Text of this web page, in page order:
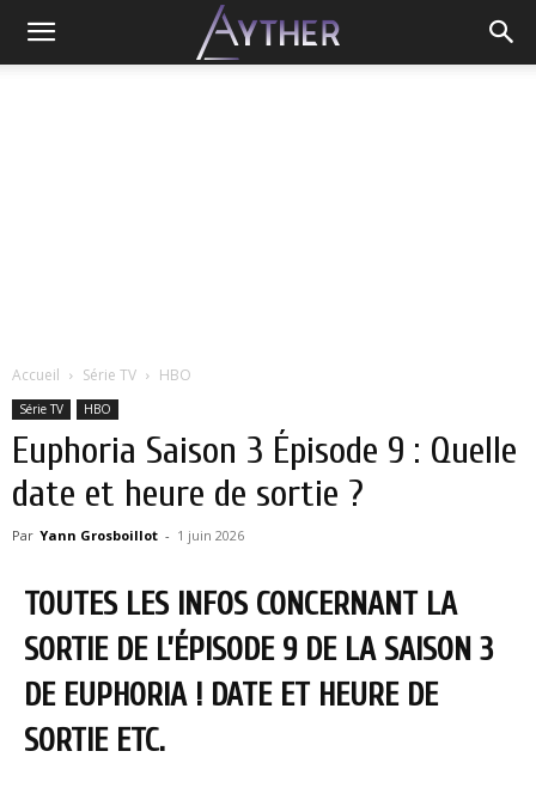
Accueil Série TV HBO
Série TV HBO
Euphoria Saison 3 Épisode 9 : Quelle
date et heure de sortie ?
Par Yann Grosboillot - 1 juin 2026
TOUTES LES INFOS CONCERNANT LA
SORTIE DE L’ÉPISODE 9 DE LA SAISON 3
DE EUPHORIA ! DATE ET HEURE DE
SORTIE ETC.